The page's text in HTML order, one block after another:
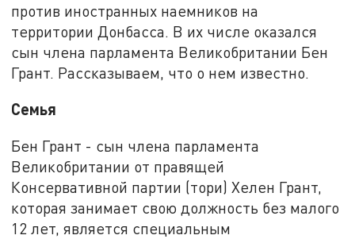
против иностранных наемников на
территории Донбасса. В их числе оказался
сын члена парламента Великобритании Бен
Грант. Рассказываем, что о нем известно.
Семья
Бен Грант - сын члена парламента
Великобритании от правящей
Консервативной партии (тори) Хелен Грант,
которая занимает свою должность без малого
12 лет, является специальным